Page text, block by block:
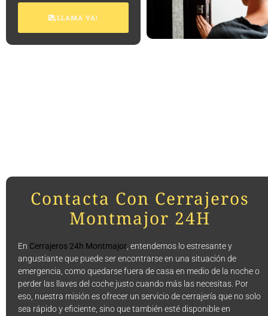
¡LLAMA YA!
Contacta Con Cerrajeros
Montmajor 24H
En Cerrajeros 24h Montmajor, entendemos lo estresante y
angustiante que puede ser encontrarse en una situación de
emergencia, como quedarse fuera de casa en medio de la noche o
perder las llaves del coche justo cuando más las necesitas. Por
eso, nuestra misión es ofrecer un servicio de cerrajería que no solo
sea rápido y eficiente, sino que también esté disponible en